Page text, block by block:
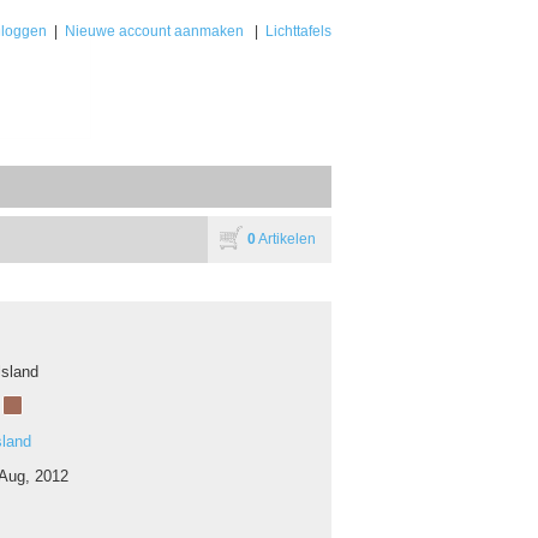
Nieuwe account aanmaken Lichttafels
0Artikelen
2012